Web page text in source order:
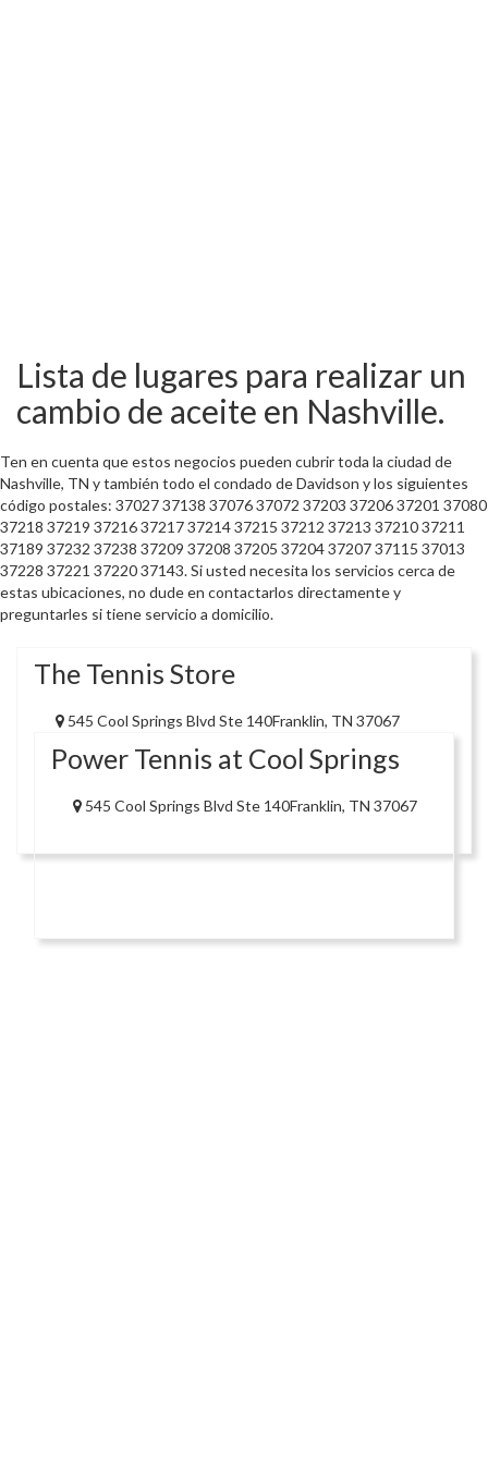
Lista de lugares para realizar un
cambio de aceite en Nashville.
Ten en cuenta que estos negocios pueden cubrir toda la ciudad de
Nashville, TN y también todo el condado de Davidson y los siguientes
código postales: 37027 37138 37076 37072 37203 37206 37201 37080
37218 37219 37216 37217 37214 37215 37212 37213 37210 37211
37189 37232 37238 37209 37208 37205 37204 37207 37115 37013
37228 37221 37220 37143. Si usted necesita los servicios cerca de
estas ubicaciones, no dude en contactarlos directamente y
preguntarles si tiene servicio a domicilio.
The Tennis Store
545 Cool Springs Blvd Ste 140Franklin, TN 37067
Power Tennis at Cool Springs
545 Cool Springs Blvd Ste 140Franklin, TN 37067